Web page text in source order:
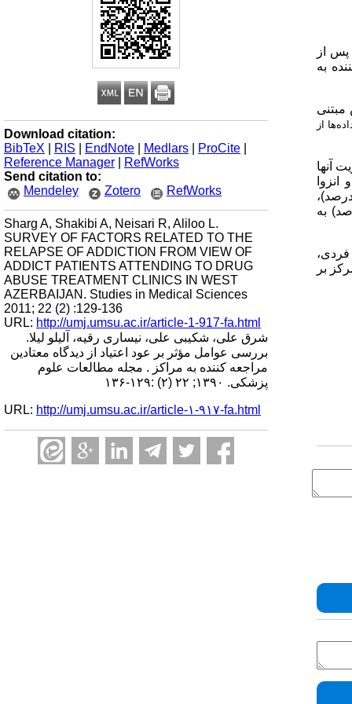
Download citation:
BibTeX
RIS EndNote Medlars ProCite
Reference Manager
RefWorks
Send citation to:
Mendeley
Zotero RefWorks
Sharg A, Shakibi A, Neisari R, Aliloo L.
SURVEY OF FACTORS RELATED TO THE
RELAPSE OF ADDICTION FROM VIEW OF
ADDICT PATIENTS ATTENDING TO DRUG
ABUSE TREATMENT CLINICS IN WEST
AZERBAIJAN. Studies in Medical Sciences
2011; 22 (2) :129-136
URL: http://umj.umsu.ac.ir/article-1-917-fa.html
شرق علی، شکیبی علی، نیساری رقیه، آلیلو لیلا.
بررسی عوامل مؤثر بر عود اعتیاد از دیدگاه معتادین
مراجعه کننده به مراکز . مجله مطالعات علوم
پزشکی. ۱۳۹۰; ۲۲ (۲) :۱۲۹-۱۳۶
URL: http://umj.umsu.ac.ir/article-۱-۹۱۷-fa.html
معتادان ایرانی پس از
به
از
آن­ها
عوامل خانوادگی، روابط نامناسب والدین با فرزندان (5/17درصد) در زمینه عوامل اجتماعی، وجود دوستان معتاد (5/35درصد)،
و در زمینه عوامل فرهنگی، نداشتن تفریحات و سرگرمی سالم در اوقات فراغت (4/40درصد) به
فردی،
بر